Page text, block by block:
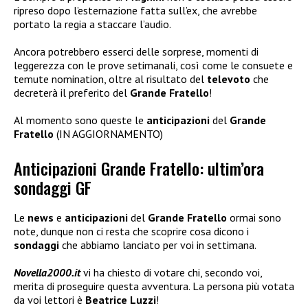
ripreso dopo l’esternazione fatta sull’ex, che avrebbe
portato la regia a staccare l’audio.
Ancora potrebbero esserci delle sorprese, momenti di
leggerezza con le prove setimanali, così come le consuete e
temute nomination, oltre al risultato del televoto che
decreterà il preferito del Grande Fratello!
Al momento sono queste le anticipazioni del Grande
Fratello (IN AGGIORNAMENTO)
Anticipazioni Grande Fratello: ultim’ora
sondaggi GF
Le news e anticipazioni del Grande Fratello ormai sono
note, dunque non ci resta che scoprire cosa dicono i
sondaggi che abbiamo lanciato per voi in settimana.
Novella2000.itvi ha chiesto di votare chi, secondo voi,
merita di proseguire questa avventura. La persona più votata
da voi lettori è Beatrice Luzzi!